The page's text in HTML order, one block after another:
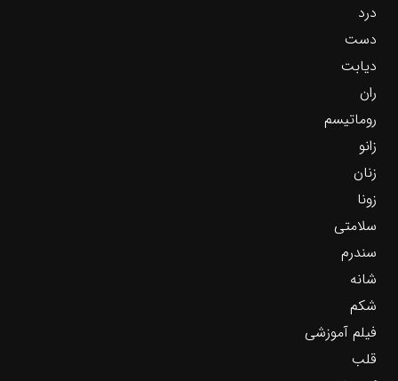
درد
دست
دیابت
ران
روماتیسم
زانو
زنان
زونا
سلامتی
سندرم
شانه
شکم
فیلم آموزشی
قلب